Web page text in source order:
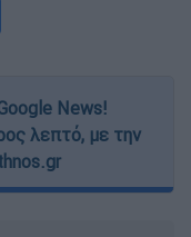
News!
λεπτό, με την